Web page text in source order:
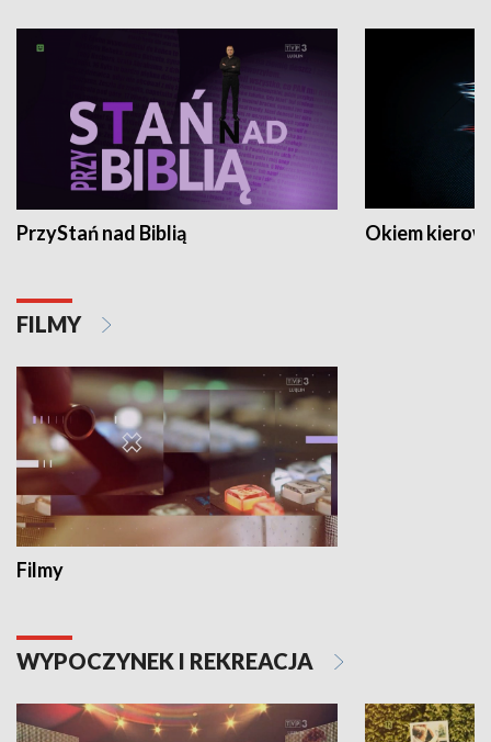
PrzyStań nad Biblią Okiem
FILMY
Filmy
WYPOCZYNEK I REKREACJA